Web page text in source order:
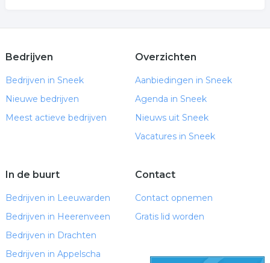
Bedrijven
Bedrijven in Sneek
Nieuwe bedrijven
Meest actieve bedrijven
Overzichten
Aanbiedingen in Sneek
Agenda in Sneek
Nieuws uit Sneek
Vacatures in Sneek
In de buurt
Bedrijven in Leeuwarden
Bedrijven in Heerenveen
Bedrijven in Drachten
Bedrijven in Appelscha
Contact
Contact opnemen
Gratis lid worden